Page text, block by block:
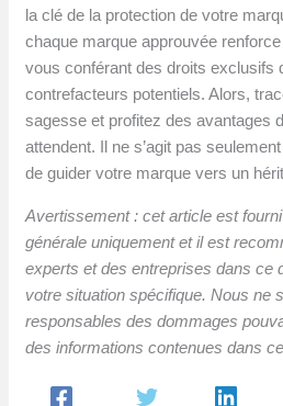
la clé de la protection de votre
chaque marque approuvée
vous conférant des droits exclusifs
contrefacteurs potentiels. Alors,
sagesse et profitez des avantages
attendent. Il ne s’agit pas
de guider votre marque vers un
Avertissement : cet article est fourni
générale uniquement et il est
experts et des entreprises dans ce
votre situation spécifique. Nous ne
responsables des dommages
des informations contenues dans